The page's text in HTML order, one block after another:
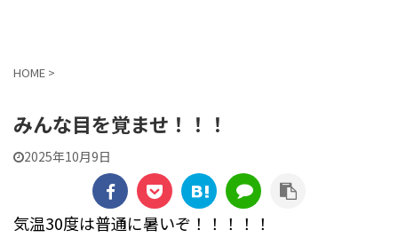
HOME >
みんな目を覚ませ！！！
2025年10月9日
気温30度は普通に暑いぞ！！！！！